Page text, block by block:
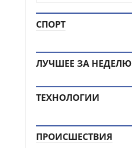
СПОРТ
ЛУЧШЕЕ ЗА НЕДЕЛЮ
ТЕХНОЛОГИИ
ПРОИСШЕСТВИЯ